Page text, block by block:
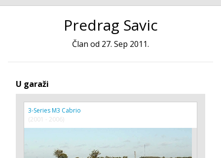
Predrag Savic
Član od 27. Sep 2011.
U garaži
3-Series M3 Cabrio
(2001 - 2006)